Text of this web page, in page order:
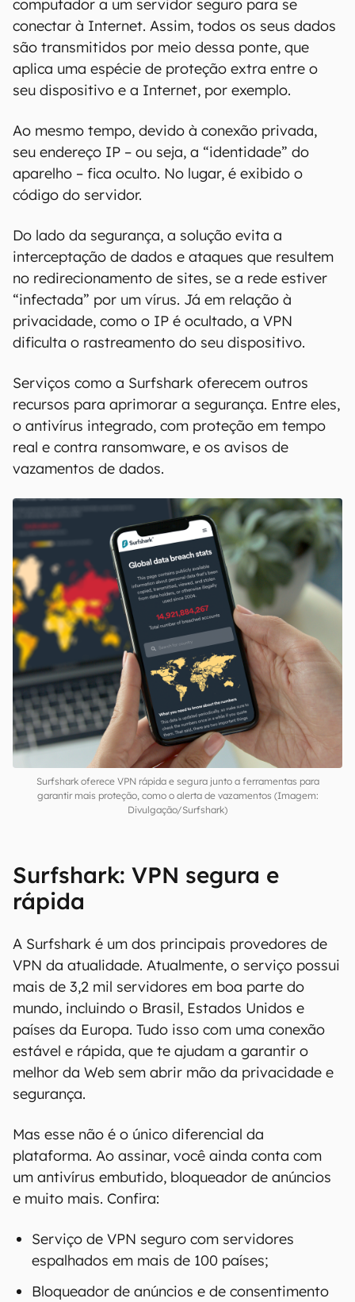
computador a um servidor seguro para se
conectar à Internet. Assim, todos os seus dados
são transmitidos por meio dessa ponte, que
aplica uma espécie de proteção extra entre o
seu dispositivo e a Internet, por exemplo.
Ao mesmo tempo, devido à conexão privada,
seu endereço IP – ou seja, a “identidade” do
aparelho – fica oculto. No lugar, é exibido o
código do servidor.
Do lado da segurança, a solução evita a
interceptação de dados e ataques que resultem
no redirecionamento de sites, se a rede estiver
“infectada” por um vírus. Já em relação à
privacidade, como o IP é ocultado, a VPN
dificulta o rastreamento do seu dispositivo.
Serviços como a Surfshark oferecem outros
recursos para aprimorar a segurança. Entre eles,
o antivírus integrado, com proteção em tempo
real e contra ransomware, e os avisos de
vazamentos de dados.
Surfshark oferece VPN rápida e segura junto a ferramentas para
garantir mais proteção, como o alerta de vazamentos (Imagem:
Divulgação/Surfshark)
Surfshark: VPN segura e
rápida
A Surfshark é um dos principais provedores de
VPN da atualidade. Atualmente, o serviço possui
mais de 3,2 mil servidores em boa parte do
mundo, incluindo o Brasil, Estados Unidos e
países da Europa. Tudo isso com uma conexão
estável e rápida, que te ajudam a garantir o
melhor da Web sem abrir mão da privacidade e
segurança.
Mas esse não é o único diferencial da
plataforma. Ao assinar, você ainda conta com
um antivírus embutido, bloqueador de anúncios
e muito mais. Confira:
Serviço de VPN seguro com servidores
espalhados em mais de 100 países;
Bloqueador de anúncios e de consentimento